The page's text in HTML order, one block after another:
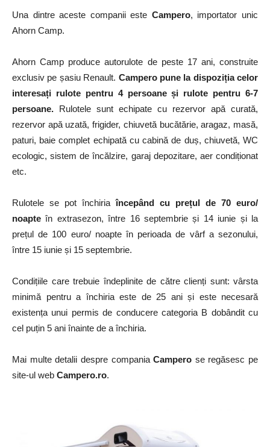
Una dintre aceste companii este Campero, importator unic
Ahorn Camp.
Ahorn Camp produce autorulote de peste 17 ani, construite
exclusiv pe șasiu Renault. Campero pune la dispoziția celor
interesați rulote pentru 4 persoane și rulote pentru 6-7
persoane. Rulotele sunt echipate cu rezervor apă curată,
rezervor apă uzată, frigider, chiuvetă bucătărie, aragaz, masă,
paturi, baie complet echipată cu cabină de duș, chiuvetă, WC
ecologic, sistem de încălzire, garaj depozitare, aer condiționat
etc.
Rulotele se pot închiriaîncepând cu prețul de 70 euro/
noapte în extrasezon, între 16 septembrie și 14 iunie și la
prețul de 100 euro/ noapte în perioada de vârf a sezonului,
între 15 iunie și 15 septembrie.
Condițiile care trebuie îndeplinite de către clienți sunt: vârsta
minimă pentru a închiria este de 25 ani și este necesară
existența unui permis de conducere categoria B dobândit cu
cel puțin 5 ani înainte de a închiria.
Mai multe detalii despre companiaCampero se regăsesc pe
site-ul web Campero.ro.